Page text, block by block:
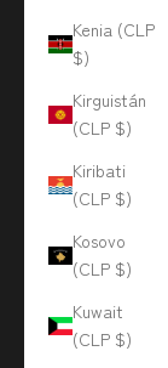
Kenia (CLP
$)
Kirguistán
(CLP $)
Kiribati
(CLP $)
Kosovo
(CLP $)
Kuwait
(CLP $)